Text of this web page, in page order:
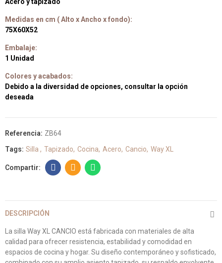
Medidas en cm ( Alto x Ancho x fondo):
75X60X52
Embalaje:
1 Unidad
Colores y acabados:
Debido a la diversidad de opciones, consultar la opción
deseada
Referencia: ZB64
Tags: Silla Tapizado Cocina Acero Cancio Way XL
DESCRIPCIÓN
La silla Way XL CANCIO está fabricada con materiales de alta
calidad para ofrecer resistencia, estabilidad y comodidad en
espacios de cocina y hogar. Su diseño contemporáneo y sofisticado,